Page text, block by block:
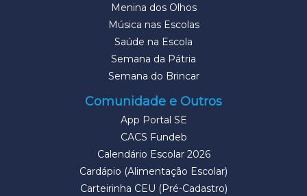
Menina dos Olhos
Música nas Escolas
Saúde na Escola
Semana da Pátria
Semana do Brincar
Comunidade e Outros
App Portal SE
CACS Fundeb
Calendário Escolar 2026
Cardápio (Alimentação Escolar)
Carteirinha CEU (Pré-Cadastro)